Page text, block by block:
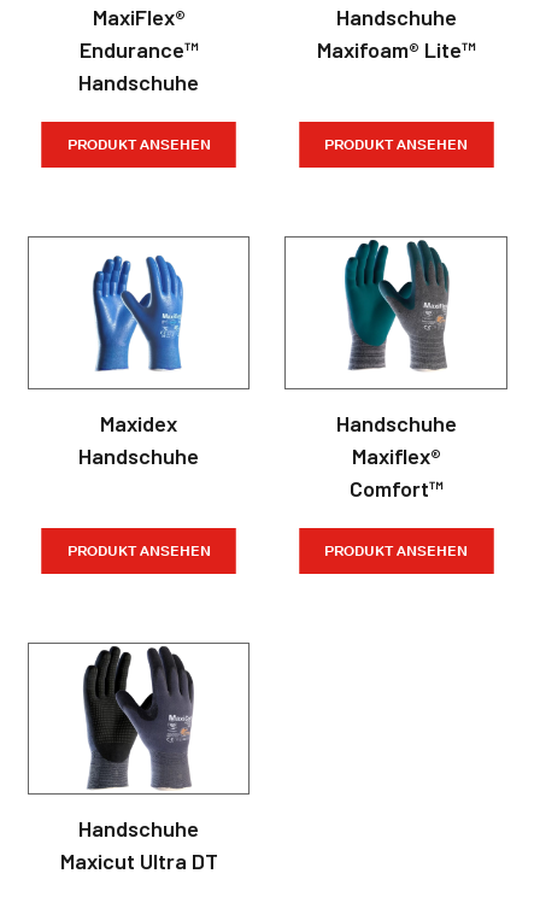
MaxiFlex®
Endurance™
Handschuhe
PRODUKT ANSEHEN
Handschuhe
Maxifoam® Lite™
PRODUKT ANSEHEN
Maxidex
Handschuhe
PRODUKT ANSEHEN
Handschuhe
Maxiflex®
Comfort™
PRODUKT ANSEHEN
Handschuhe
Maxicut Ultra DT